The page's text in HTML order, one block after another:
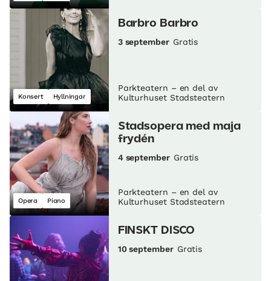
Konsert Hyllningar
Barbro Barbro
3 september Gratis
Parkteatern – en del av
Kulturhuset Stadsteatern
Opera Piano
Stadsopera med maja
frydén
4 september Gratis
Parkteatern – en del av
Kulturhuset Stadsteatern
FINSKT DISCO
10 september Gratis